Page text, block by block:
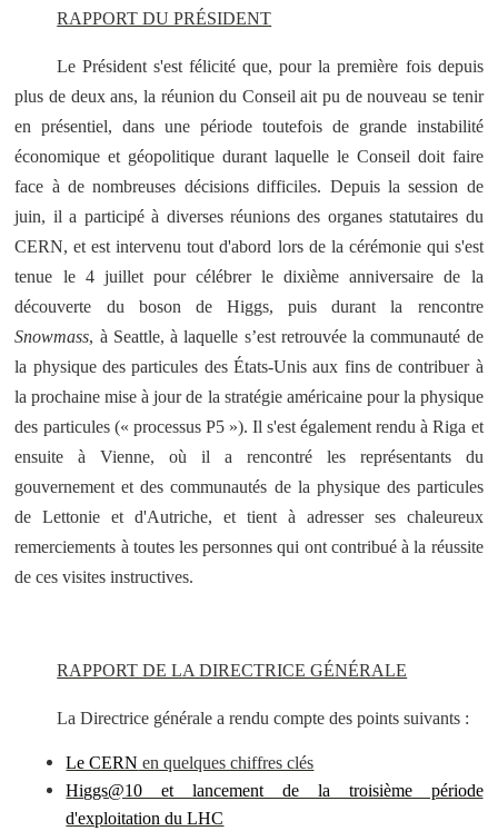
RAPPORT DU PRÉSIDENT
Le Président s'est félicité que, pour la première fois depuis
plus de deux ans, la réunion du Conseil ait pu de nouveau se tenir
en présentiel, dans une période toutefois de grande instabilité
économique et géopolitique durant laquelle le Conseil doit faire
face à de nombreuses décisions difficiles. Depuis la session de
juin, il a participé à diverses réunions des organes statutaires du
CERN, et est intervenu tout d'abord lors de la cérémonie qui s'est
tenue le 4 juillet pour célébrer le dixième anniversaire de la
découverte du boson de Higgs, puis durant la rencontre
Snowmass, à Seattle, à laquelle s’est retrouvée la communauté de
la physique des particules des États-Unis aux fins de contribuer à
la prochaine mise à jour de la stratégie américaine pour la physique
des particules (« processus P5 »). Il s'est également rendu à Riga et
ensuite à Vienne, où il a rencontré les représentants du
gouvernement et des communautés de la physique des particules
de Lettonie et d'Autriche, et tient à adresser ses chaleureux
remerciements à toutes les personnes qui ont contribué à la réussite
de ces visites instructives.
RAPPORT DE LA DIRECTRICE GÉNÉRALE
La Directrice générale a rendu compte des points suivants :
Le CERN en quelques chiffres clés
Higgs@10 et lancement de la troisième période
d'exploitation du LHC